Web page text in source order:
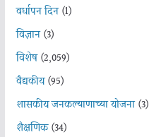
वर्धापन दिन(1)
विज्ञान(3)
विशेष(2,059)
वैद्यकीय(95)
शासकीय जनकल्याणाच्या योजना(3)
शैक्षणिक(34)